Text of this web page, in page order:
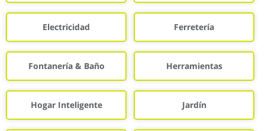
Electricidad Ferretería
Fontanería & Baño Herramientas
Hogar Inteligente Jardín